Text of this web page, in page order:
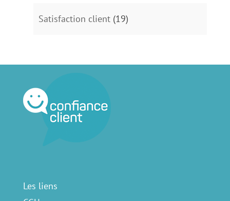
Satisfaction client(19)
Les liens